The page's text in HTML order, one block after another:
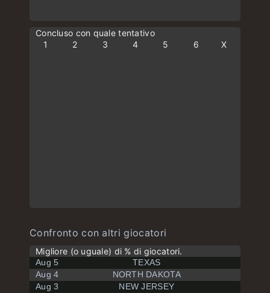
Concluso con quale tentativo
1
2 3 4 5 6 X
Confronto con altri giocatori
Migliore (o uguale) di % di giocatori.
Aug 5
TEXAS
Aug 4
NORTH DAKOTA
Aug 3
NEW JERSEY